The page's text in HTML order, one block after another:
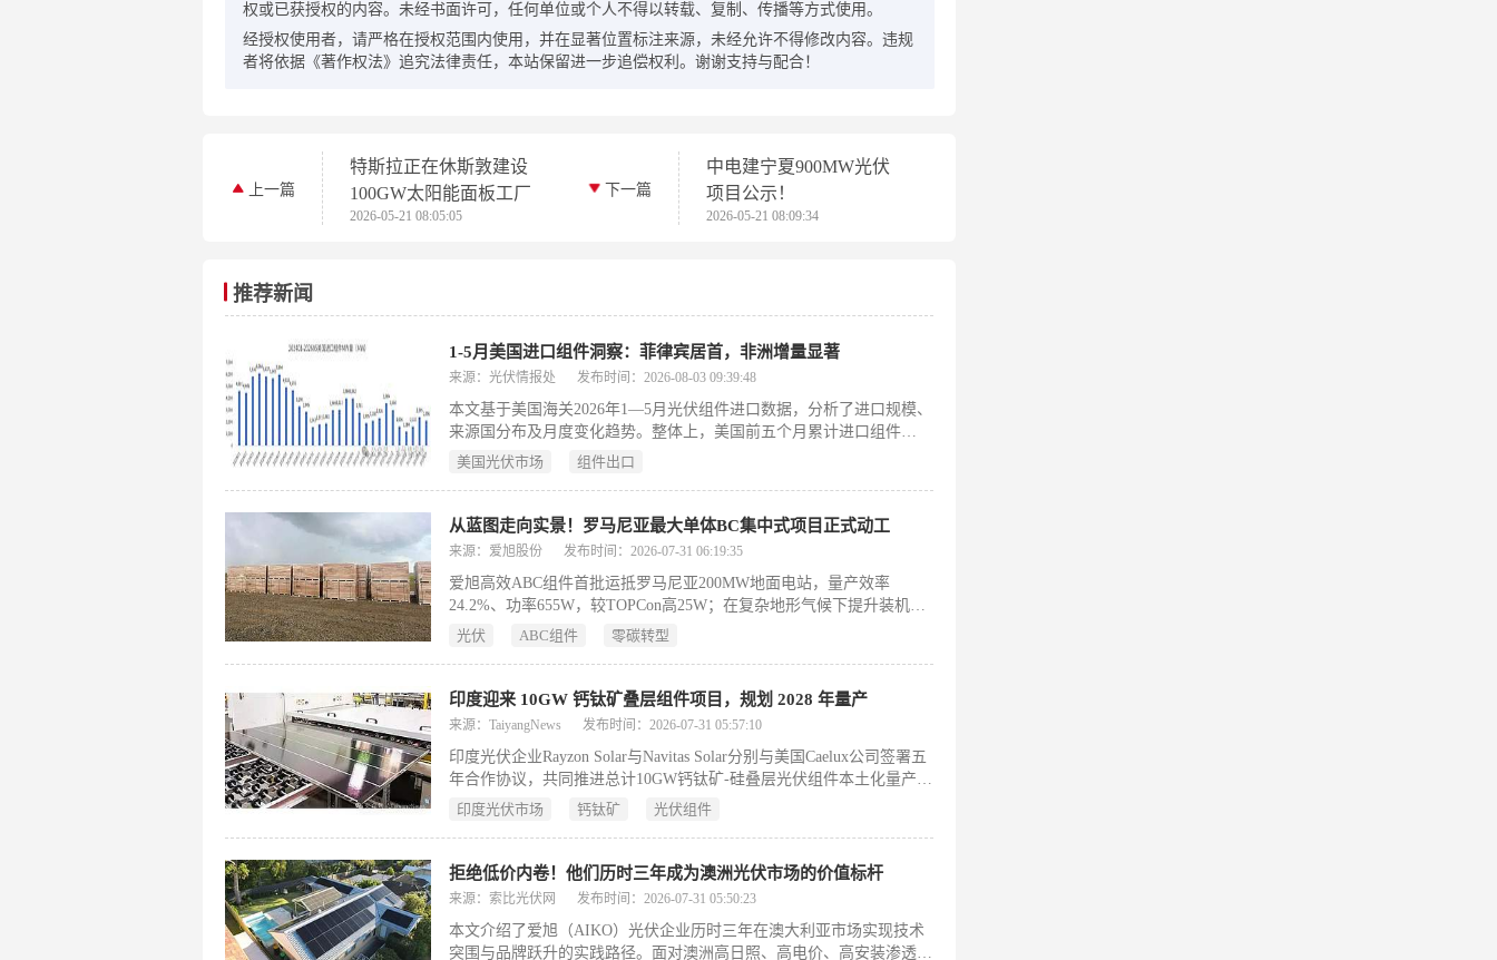
权或已获授权的内容。未经书面许可，任何单位或个人不得以转载、复制、传播等方式使用。
经授权使用者，请严格在授权范围内使用，并在显著位置标注来源，未经允许不得修改内容。违规
者将依据《著作权法》追究法律责任，本站保留进一步追偿权利。谢谢支持与配合！
上一篇
特斯拉正在休斯敦建设
100GW太阳能面板工厂
2026-05-21 08:05:05
下一篇
中电建宁夏900MW光伏
项目公示！
2026-05-21 08:09:34
推荐新闻
1-5月美国进口组件洞察：菲律宾居首，非洲增量显著
来源：光伏情报处 发布时间：2026-08-03 09:39:48
本文基于美国海关2026年1—5月光伏组件进口数据，分析了进口规模、
来源国分布及月度变化趋势。整体上，美国前五个月累计进口组件
8.9GW，同比2025年同期下降35%；虽4—5月出现小幅回升（分别为
之（1768MW）；非洲国家表现突出，埃塞俄比亚（936MW）和尼日
利亚（700MW）分列第三、第四，成为增长最显著的新兴出口区域，
美国光伏市场 组件出口
从蓝图走向实景！罗马尼亚最大单体BC集中式项目正式动工
来源：爱旭股份 发布时间：2026-07-31 06:19:35
爱旭高效ABC组件首批运抵罗马尼亚200MW地面电站，量产效率
24.2%、功率655W，较TOPCon高25W；在复杂地形气候下提升装机
4.2%、降BOS成本3.9%、LCOE降3.6%、IRR升5.2%。项目2027年Q3并
光伏 ABC组件 零碳转型
印度迎来 10GW 钙钛矿叠层组件项目，规划 2028 年量产
来源：TaiyangNews 发布时间：2026-07-31 05:57:10
印度光伏企业Rayzon Solar与Navitas Solar分别与美国Caelux公司签署五
年合作协议，共同推进总计10GW钙钛矿-硅叠层光伏组件本土化量产，
目标于2028年面向印度地面电站市场实现商业化交付。双方将采用
升效率至最高28%。Rayzon依托其11.3GW双面组件制造平台，Navitas
则利用其垂直一体化产线，各承担5GW产能建设。项目严格遵循印度
已与美国Solx达成3GW合作，此次布局标志钙钛矿叠层技术加速迈向规
印度光伏市场 钙钛矿 光伏组件
拒绝低价内卷！他们历时三年成为澳洲光伏市场的价值标杆
来源：索比光伏网 发布时间：2026-07-31 05:50:23
本文介绍了爱旭（AIKO）光伏企业历时三年在澳大利亚市场实现技术
突围与品牌跃升的实践路径。面对澳洲高日照、高电价、高安装渗透率